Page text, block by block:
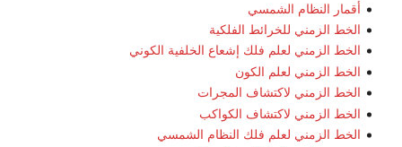
أقمار النظام الشمسي
الخط الزمني للخرائط الفلكية
الخط الزمني لعلم فلك إشعاع الخلفية الكوني
الخط الزمني لعلم الكون
الخط الزمني لاكتشاف المجرات
الخط الزمني لاكتشاف الكواكب
الخط الزمني لعلم فلك النظام الشمسي